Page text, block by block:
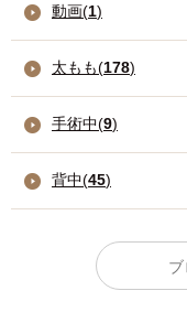
動画(1)
太もも(178)
手術中(9)
背中(45)